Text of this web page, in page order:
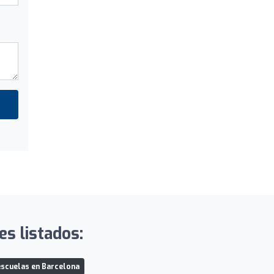
listados:
en Barcelona